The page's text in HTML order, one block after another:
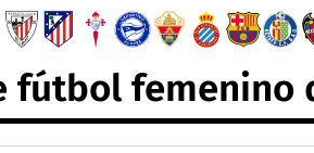
fútbol femenino